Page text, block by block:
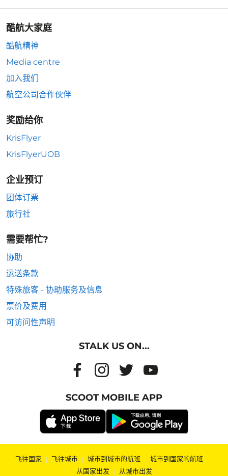
酷航大家庭
酷航精神
Media centre
加入我们
航空公司合作伙伴
奖励给你
KrisFlyer
KrisFlyerUOB
企业预订
团体订票
旅行社
需要帮忙?
协助
运送条款
特殊旅客 - 协助服务及信息
票价及费用
可访问性声明
STALK US ON...
SCOOT MOBILE APP
飞往国家 | 飞往城市 | 城市到城市的航班 | 城市到国家的航班 |
从国家出发 | 从城市出发